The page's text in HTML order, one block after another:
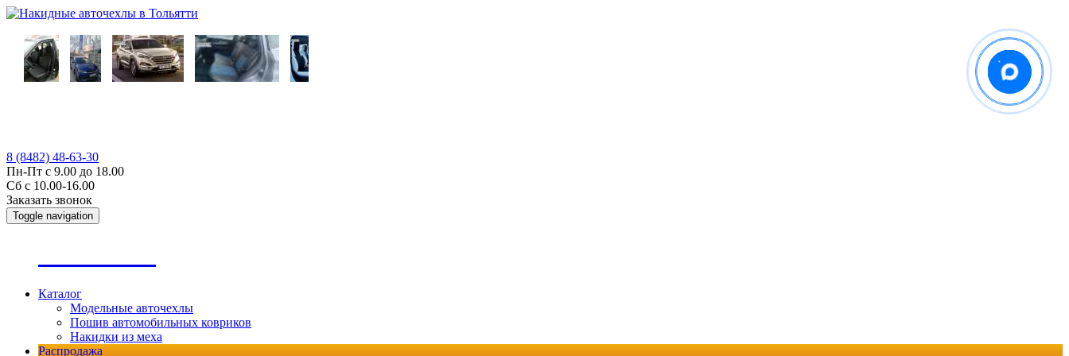
8 (8482) 48-63-30
Пн-Пт с 9.00 до 18.00
Сб с 10.00-16.00
Заказать звонок
Toggle navigation
Каталог
Модельные авточехлы
Пошив автомобильных ковриков
Накидки из меха
Распродажа